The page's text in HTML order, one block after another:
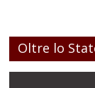
Oltre lo